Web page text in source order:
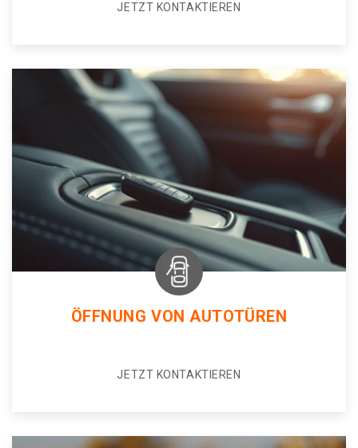
JETZT KONTAKTIEREN
ÖFFNUNG VON AUTOTÜREN
JETZT KONTAKTIEREN